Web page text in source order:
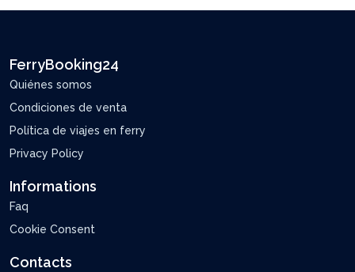
FerryBooking24
Quiénes somos
Condiciones de venta
Política de viajes en ferry
Privacy Policy
Informations
Faq
Cookie Consent
Contacts